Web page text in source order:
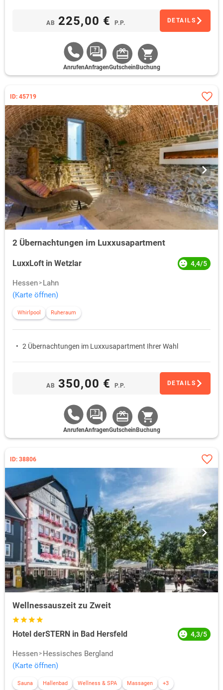
AB 225,00 € P.P. DETAILS
AnrufenAnfragenGutschein Buchung
ID: 45719
2 Übernachtungen im Luxxusapartment
LuxxLoft in Wetzlar 4,4/5
Hessen
Lahn
(Karte öffnen)
Whirlpool Ruheraum
2 Übernachtungen im Luxxusapartment Ihrer Wahl
AB 350,00 € P.P. DETAILS
AnrufenAnfragenGutschein Buchung
ID: 38806
Wellnessauszeit zu Zweit
Hotel derSTERN in Bad Hersfeld 4,3/5
Hessen
Hessisches Bergland
(Karte öffnen)
Sauna Hallenbad Wellness & SPA Massagen +3